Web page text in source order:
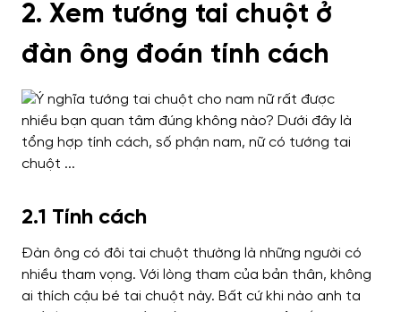
2. Xem tướng tai chuột ở
đàn ông đoán tính cách
2.1 Tính cách
Đàn ông có đôi tai chuột thường là những người có
nhiều tham vọng. Với lòng tham của bản thân, không
ai thích cậu bé tai chuột này. Bất cứ khi nào anh ta